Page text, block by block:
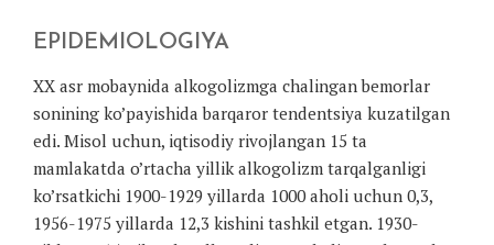
EPIDEMIOLOGIYA
XX asr mobaynida alkogolizmga chalingan bemorlar
sonining ko’payishida barqaror tendentsiya kuzatilgan
edi. Misol uchun, iqtisodiy rivojlangan 15 ta
mamlakatda o’rtacha yillik alkogolizm tarqalganligi
ko’rsatkichi 1900-1929 yillarda 1000 aholi uchun 0,3,
1956-1975 yillarda 12,3 kishini tashkil etgan. 1930-